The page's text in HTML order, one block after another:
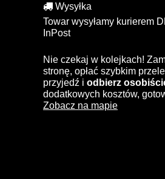
Wysyłka
Towar wysyłamy kurierem
InPost
Nie czekaj w kolejkach!
stronę, opłać szybkim
przyjedź i odbierz
dodatkowych kosztów,
Zobacz na mapie